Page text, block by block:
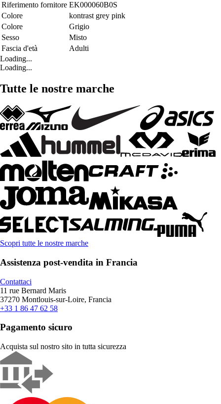
Riferimento fornitore EK000060B0S
Colore
kontrast grey pink
Colore
Grigio
Sesso
Misto
Fascia d'età
Adulti
Loading...
Loading...
Tutte le nostre marche
Scopri tutte le nostre marche
Assistenza post-vendita in Francia
Contattaci
11 rue Bernard Maris
37270 Montlouis-sur-Loire, Francia
+33 1 86 47 62 58
Pagamento sicuro
Acquista sul nostro sito in tutta sicurezza